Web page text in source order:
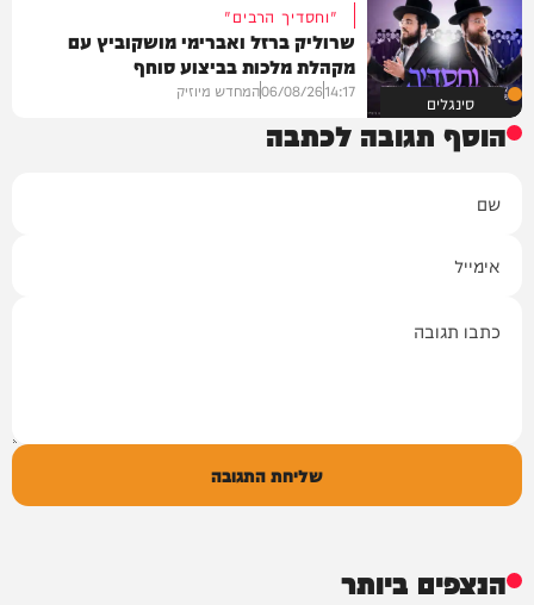
סינגלים
"וחסדיך הרבים"
שרוליק ברזל ואברימי מושקוביץ עם
מקהלת מלכות בביצוע סוחף
14:17
06/08/26המחדש מיוזיק
הוסף תגובה לכתבה
שליחת התגובה
הנצפים ביותר